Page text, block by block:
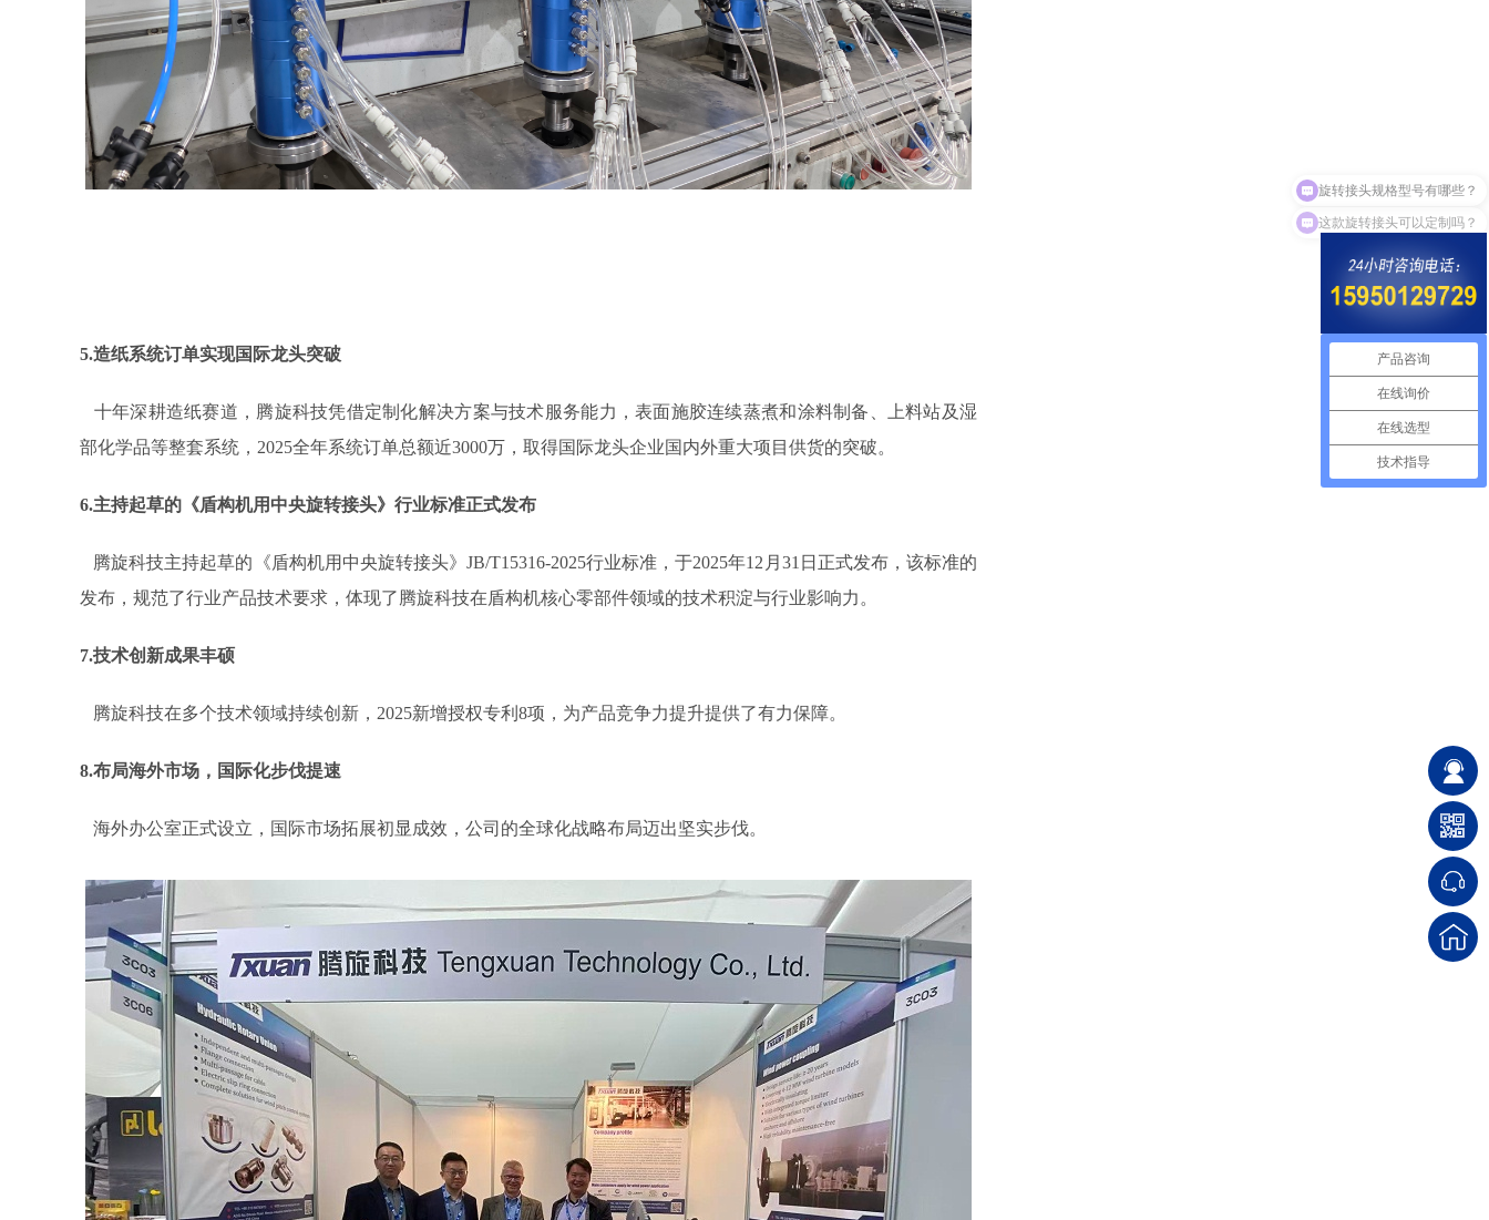
5.造纸系统订单实现国际龙头突破‌
十年深耕造纸赛道，腾旋科技凭借定制化解决方案与技术服务能力，表面施胶连续蒸煮和涂料制备、上料站及湿
部化学品等整套系统，2025全年系统订单总额近3000万，取得国际龙头企业国内外重大项目供货的突破。
6.主持起草的《盾构机用中央旋转接头》行业标准正式发布
腾旋科技主持起草的《盾构机用中央旋转接头》JB/T15316-2025行业标准，于2025年12月31日正式发布，该标准的
发布，规范了行业产品技术要求，体现了腾旋科技在盾构机核心零部件领域的技术积淀与行业影响力。
7.技术创新成果丰硕‌
腾旋科技在多个技术领域持续创新，2025新增授权专利8项，为产品竞争力提升提供了有力保障。
8.布局海外市场，国际化步伐提速
海外办公室正式设立，国际市场拓展初显成效，公司的全球化战略布局迈出坚实步伐。
产品咨询
在线询价
在线选型
技术指导